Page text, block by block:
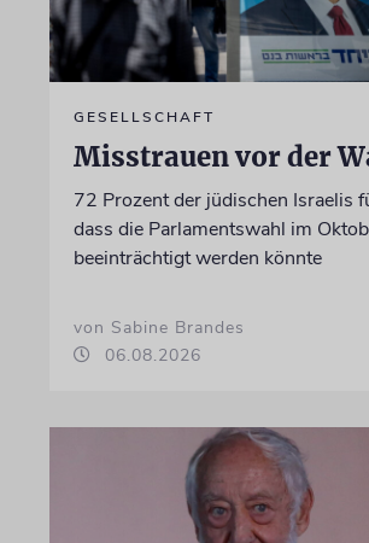
GESELLSCHAFT
Misstrauen vor der
72 Prozent der jüdischen Israelis
dass die Parlamentswahl im
beeinträchtigt werden könnte
von Sabine Brandes
06.08.2026